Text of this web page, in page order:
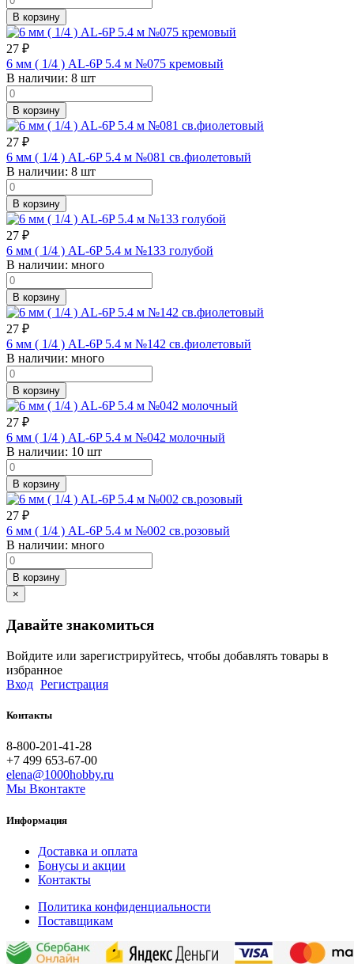
В корзину
27 ₽
6 мм ( 1/4 ) AL-6P 5.4 м №075 кремовый
В наличии: 8 шт
В корзину
27 ₽
6 мм ( 1/4 ) AL-6P 5.4 м №081 св.фиолетовый
В наличии: 8 шт
В корзину
27 ₽
6 мм ( 1/4 ) AL-6P 5.4 м №133 голубой
В наличии: много
В корзину
27 ₽
6 мм ( 1/4 ) AL-6P 5.4 м №142 св.фиолетовый
В наличии: много
В корзину
27 ₽
6 мм ( 1/4 ) AL-6P 5.4 м №042 молочный
В наличии: 10 шт
В корзину
27 ₽
6 мм ( 1/4 ) AL-6P 5.4 м №002 св.розовый
В наличии: много
В корзину
×
Давайте знакомиться
Войдите или зарегистрируйтесь, чтобы добавлять товары в
избранное
Вход Регистрация
Контакты
8-800-201-41-28
+7 499 653-67-00
elena@1000hobby.ru
Мы Вконтакте
Информация
Доставка и оплата
Бонусы и акции
Контакты
Политика конфиденциальности
Поставщикам